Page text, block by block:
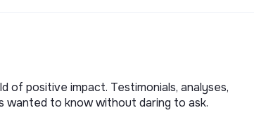
of positive impact. Testimonials, analyses,
wanted to know without daring to ask.